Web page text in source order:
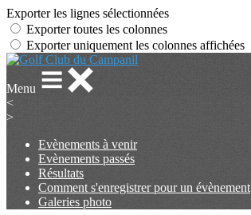
Exporter les lignes sélectionnées
Exporter toutes les colonnes
Exporter uniquement les colonnes affichées
Menu
<
>
Evènements à venir
Evènements passés
Résultats
Comment s'enregistrer pour un évènement
Galeries photo